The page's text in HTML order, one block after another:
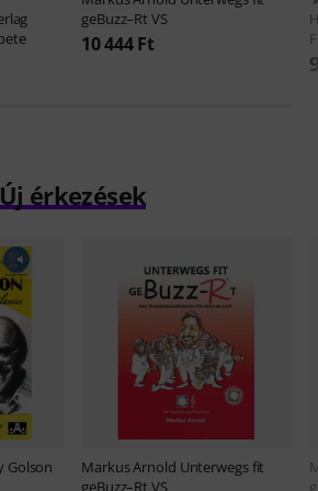
geBuzz–Rt VS
10 444 Ft
Új érkezések
Golson Markus Arnold Unterwegs fit
geBuzz–Rt VS